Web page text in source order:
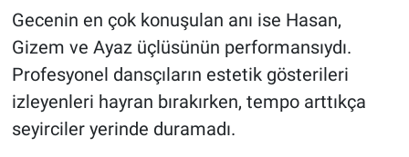
Gecenin en çok konuşulan anı ise Hasan,
Gizem ve Ayaz üçlüsünün performansıydı.
Profesyonel dansçıların estetik gösterileri
izleyenleri hayran bırakırken, tempo arttıkça
seyirciler yerinde duramadı.